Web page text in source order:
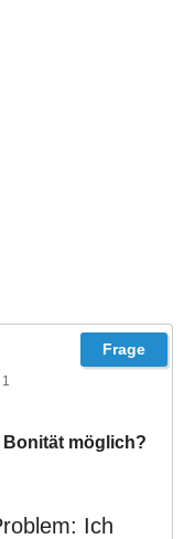
1
Bonität möglich?
Ich